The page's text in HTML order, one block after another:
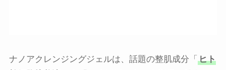
ナノアクレンジングジェルは、話題の整肌成分「 ヒト